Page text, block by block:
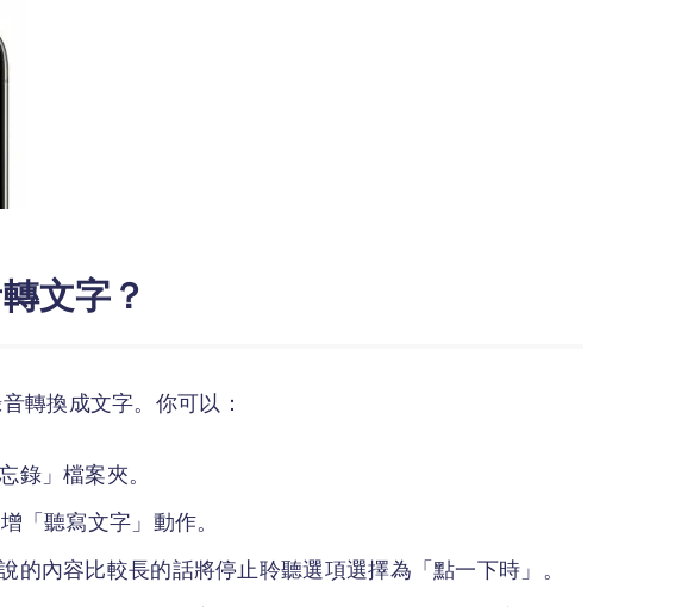
文字？
轉換成文字。你可以：
錄」檔案夾。
「聽寫文字」動作。
的內容比較長的話將停止聆聽選項選擇為「點一下時」。